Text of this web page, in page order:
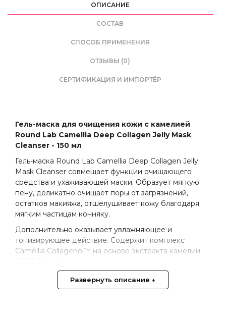
ОПИСАНИЕ
СОСТАВ
СПОСОБ ПРИМЕНЕНИЯ
ОТЗЫВЫ (0)
СЕРТИФИКАЦИЯ И ИМПОРТЁР
Гель-маска для очищения кожи c камелией
Round Lab Camellia Deep Collagen Jelly Mask
Cleanser - 150 мл
Гель-маска Round Lab Camellia Deep Collagen Jelly
Mask Cleanser совмещает функции очищающего
средства и ухаживающей маски. Образует мягкую
пену, деликатно очищает поры от загрязнений,
остатков макияжа, отшелушивает кожу благодаря
мягким частицам конняку.
Дополнительно оказывает увлажняющее и
тонизирующее действие. Содержит комплекс
Camellia Collagenol™ на основе экстракта камелии
повышение эластичности и упругости.
Основные действующие компоненты:
Развернуть описание ↓